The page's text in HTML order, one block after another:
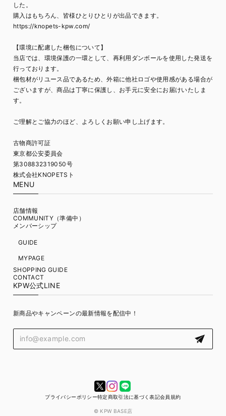
した。
購入はもちろん、皆様ひとりひとりが出品できます。
https://knopets-kpw.com/
【環境に配慮した梱包について】
当店では、環境保護の一環として、再利用ダンボールを使用した発送を
行っております。
梱包材がリユース品であるため、外箱に他社ロゴや使用感がある場合が
ございますが、商品は丁寧に保護し、お手元に安全にお届けいたしま
す。
ご理解とご協力のほど、よろしくお願い申し上げます。
古物商許可証
東京都公安委員会
第308832319050号
株式会社KNOPETSト
MENU
店舗情報
COMMUNITY（準備中）
メンバーシップ
GUIDE
MYPAGE
SHOPPING GUIDE
CONTACT
KPW公式LINE
新商品やキャンペーンの最新情報を配信中！
プライバシーポリシー特定商取引法に基づく表記会員規約
© KPW BASE店